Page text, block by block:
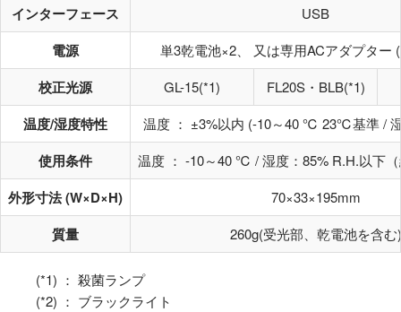
インターフェース USB
電源 単3乾電池×2、 又は専用ACアダプター
校正光源 GL-15(*1) FL20S・BLB(*1)
温度/湿度特性 温度 ： ±3%以内 (-10～40 ℃ 23℃基準 /
使用条件 温度 ： -10～40 ℃ / 湿度：85% R.H.以下
外形寸法 (W×D×H) 70×33×195mm
質量 260g(受光部、乾電池を含む)
(*1) ： 殺菌ランプ
(*2) ： ブラックライト